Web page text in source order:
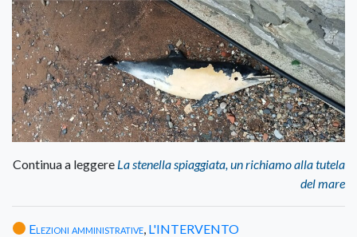
Continua a leggere La stenella spiaggiata, un richiamo alla tutela
del mare
Elezioni amministrative L'INTERVENTO